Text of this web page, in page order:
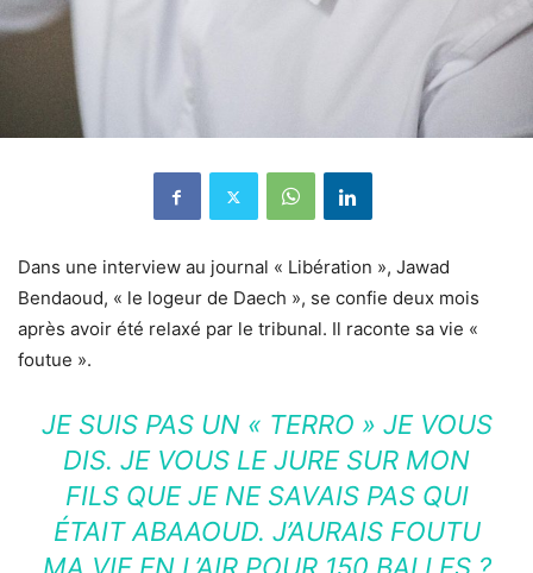
Dans une interview au journal « Libération », Jawad
Bendaoud, « le logeur de Daech », se confie deux mois
après avoir été relaxé par le tribunal. Il raconte sa vie «
foutue ».
JE SUIS PAS UN « TERRO » JE VOUS
DIS. JE VOUS LE JURE SUR MON
FILS QUE JE NE SAVAIS PAS QUI
ÉTAIT ABAAOUD. J’AURAIS FOUTU